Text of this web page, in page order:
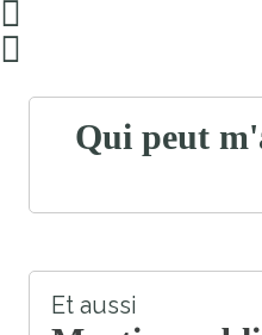
Qui peut
Et aussi